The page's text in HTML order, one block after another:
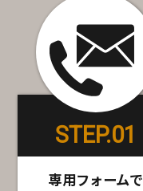
STEP.01
専用フォームで